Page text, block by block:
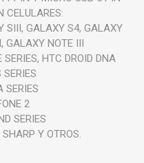
CELULARES:
SIII, GALAXY S4, GALAXY
GALAXY NOTE III
HTC DROID DNA
SERIES
2
SERIES
Y OTROS.